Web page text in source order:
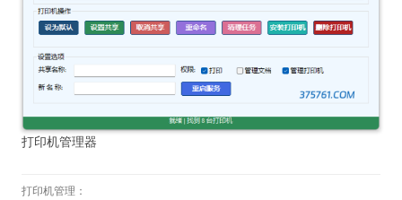
打印机管理器
打印机管理：